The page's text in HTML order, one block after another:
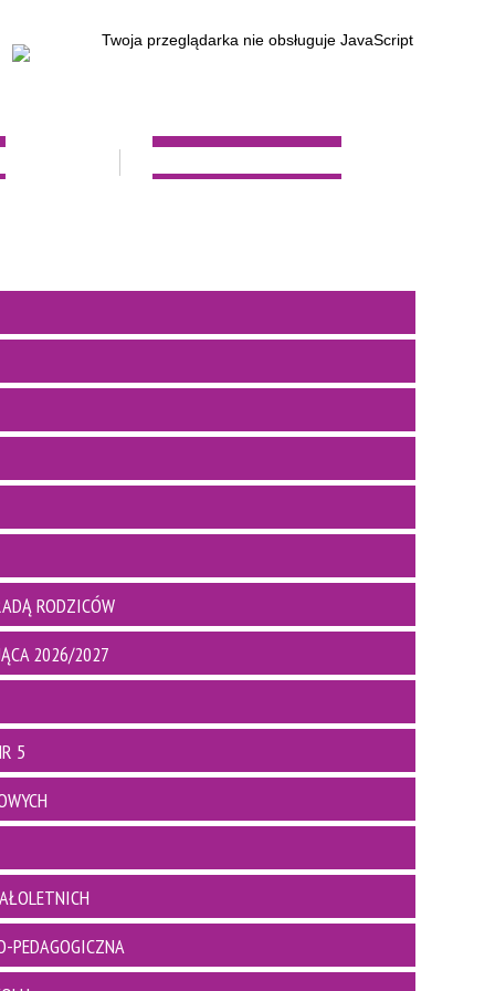
Twoja przeglądarka nie obsługuje JavaScript
RODZICÓW
2026/2027
5
PEDAGOGICZNA